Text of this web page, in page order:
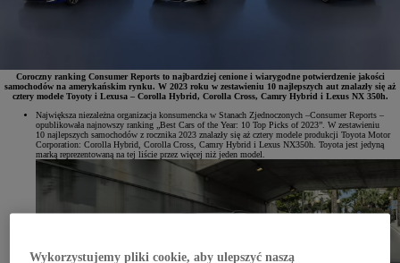
Coroczny ranking Consumer Reports to najbardziej cenione i wiarygodne potwierdzenie jakości
samochodów na amerykańskim rynku. W 2023 roku w zestawieniu 10 najlepszych aut znalazły się aż
cztery modele Toyoty i Lexusa – Corolla Hybrid, Corolla Cross, Camry Hybrid i Lexus NX 350h.
Największa niezależna organizacja konsumencka w Stanach Zjednoczonych –Consumer Reports –
opublikowała najnowszy ranking „Best Cars of the Year: 10 Top Picks of 2023”. W zestawieniu
10 najlepszych samochodów z rocznika 2023 znalazły się aż cztery modele produkcji Toyota Motor
Corporation: Corolla Hybrid, Corolla Cross, Camry Hybrid i Lexus NX350h. Toyota jest jedyną
marką reprezentowaną na tej liście przez więcej niż jeden model.
Wykorzystujemy pliki cookie, aby ulepszyć naszą